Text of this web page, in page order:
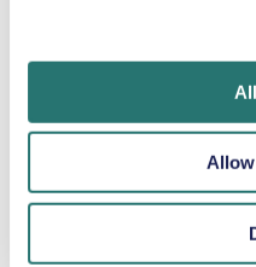
giorno più lunga
Vale la pena noleggiare
Sebbene la città sia
come la Renault Megane
spazio extra e comfort
suo design da station
e l'efficienza della